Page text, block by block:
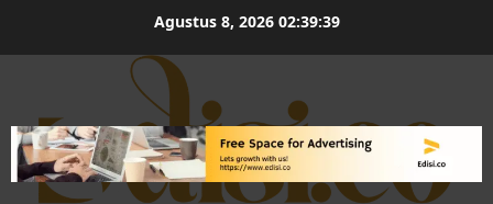
Agustus 8, 2026 02:39:39